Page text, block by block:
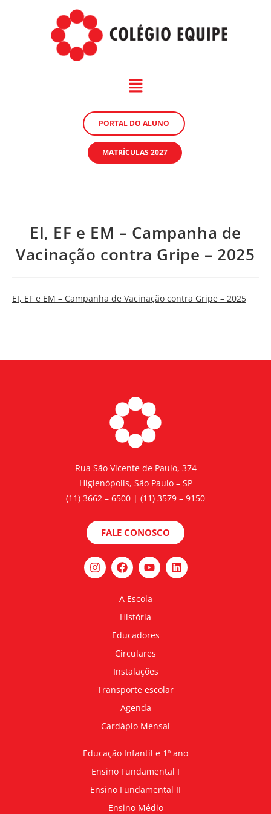
PORTAL DO ALUNO
MATRÍCULAS 2027
EI, EF e EM – Campanha de
Vacinação contra Gripe – 2025
EI, EF e EM – Campanha de Vacinação contra Gripe – 2025
Rua São Vicente de Paulo, 374
Higienópolis, São Paulo – SP
(11) 3662 – 6500 | (11) 3579 – 9150
FALE CONOSCO
A Escola
História
Educadores
Circulares
Instalações
Transporte escolar
Agenda
Cardápio Mensal
Educação Infantil e 1º ano
Ensino Fundamental I
Ensino Fundamental II
Ensino Médio